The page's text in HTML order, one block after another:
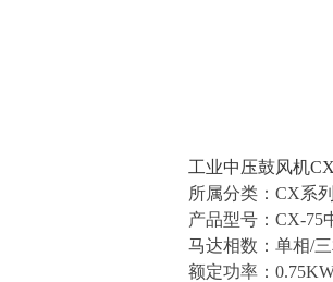
工业中压鼓风机
所属分类：CX系
产品型号：CX-75
马达相数：单相/
额定功率：